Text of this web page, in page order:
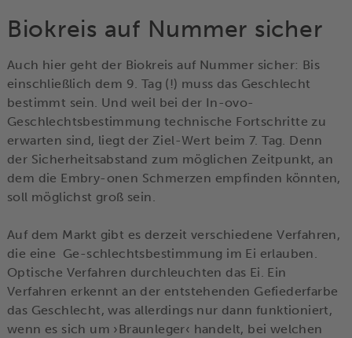
Biokreis auf Nummer sicher
Auch hier geht der Biokreis auf Nummer sicher: Bis
einschließlich dem 9. Tag (!) muss das Geschlecht
bestimmt sein. Und weil bei der In-ovo-
Geschlechtsbestimmung technische Fortschritte zu
erwarten sind, liegt der Ziel-Wert beim 7. Tag. Denn
der Sicherheitsabstand zum möglichen Zeitpunkt, an
dem die Embry-onen Schmerzen empfinden könnten,
soll möglichst groß sein.
Auf dem Markt gibt es derzeit verschiedene Verfahren,
die eine Ge-schlechtsbestimmung im Ei erlauben.
Optische Verfahren durchleuchten das Ei. Ein
Verfahren erkennt an der entstehenden Gefiederfarbe
das Geschlecht, was allerdings nur dann funktioniert,
wenn es sich um ›Braunleger‹ handelt, bei welchen